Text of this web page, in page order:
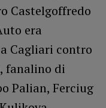
Castelgoffredo
era
Cagliari contro
fanalino di
Palian, Ferciug